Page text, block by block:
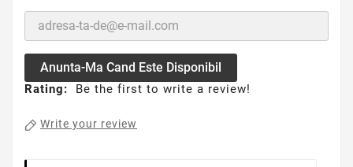
Anunta-Ma Cand Este Disponibil
Rating: Be the first to write a review!
Write your review